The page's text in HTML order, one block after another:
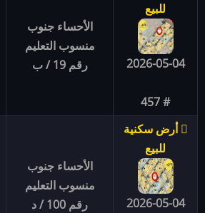
للبيع
2026-05-04
# 457
الأحساء جنوب
منسوب التعليم
رقم 19 / ب
أرض سكنية
للبيع
2026-05-04
الأحساء جنوب
منسوب التعليم
رقم 100 / د